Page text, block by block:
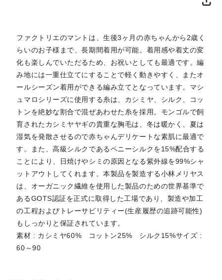
ファクトリエのマントは、生後3ヶ月の赤ちゃんから2歳く
らいのお子様まで、長期間着用が可能。着用感や着丈の変
化も楽しんでいただるため、お祝いとしても最適です。編
み地には一重仕立てにすることで軽く動きやすく、またオ
ールシーズン着用ができる編み立てとなっています。マシ
ュマロシリーズに使用する糸は、カシミヤ、シルク、コッ
トンを絶妙な割合で混ぜあわせた糸を採用。モンゴルで飼
育されたカシミヤヤギの貴重な胸毛は、冬は暖かく、夏は
湿気を発散させるので赤ちゃんデリケートな素肌に最適で
す。また、高級シルクであるペニーシルクを15%配合する
ことにより、日焼けやシミの原因となる紫外線を99%シャ
ットアウトしてくれます。本製品を製造する小林メリヤス
は、オーガニック繊維を使用した製品のための世界基準で
あるGOTS認証を正式に取得した工場であり、製造や加工
の工程およびトレーサビリティー(生産履歴の追跡可能性)
もしっかりと保証されています。
素材 : カシミヤ60% コットン25% シルク15%サイズ :
60～90